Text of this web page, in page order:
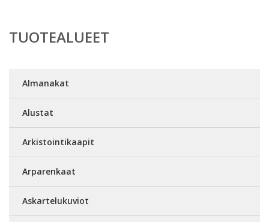
TUOTEALUEET
Almanakat
Alustat
Arkistointikaapit
Arparenkaat
Askartelukuviot